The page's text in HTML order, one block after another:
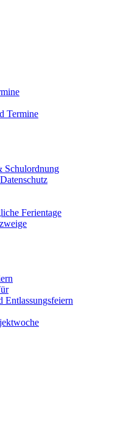
Termine
Schulordnung
Ferientage
Entlassungsfeiern